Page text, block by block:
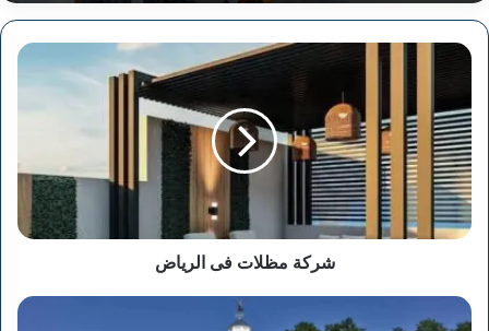
شركة
مظلات
الرياض
شركة مظلات فى الرياض
شركة